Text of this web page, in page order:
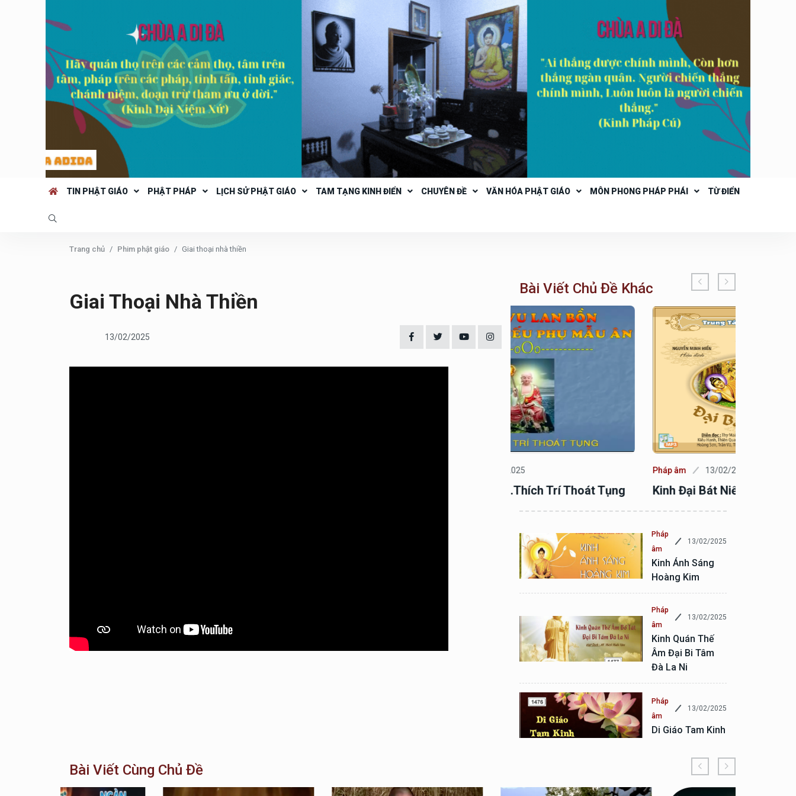
TIN PHẬT GIÁO PHẬT PHÁP LỊCH SỬ PHẬT GIÁO TAM TẠNG KINH ĐIỂN CHUYÊN ĐỀ VĂN HÓA PHẬT GIÁO MÔN PHONG PHÁP PHÁI TỪ ĐIỂN
Trang chủ Phim phật giáo Giai thoại nhà thiền
Giai Thoại Nhà Thiền
13/02/2025
Bài Viết Chủ Đề Khác
Pháp âm
Kinh Đại Bát Niết Bàn
Pháp
âm
13/02/2025
Kinh Ánh Sáng
Hoàng Kim
Pháp
âm
13/02/2025
Kinh Quán Thế
Âm Đại Bi Tâm
Đà La Ni
Pháp
âm
13/02/2025
Di Giáo Tam Kinh
Bài Viết Cùng Chủ Đề